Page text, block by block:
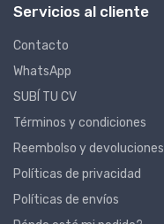
Servicios al cliente
Contacto
WhatsApp
SUBÍ TU CV
Términos y condiciones
Reembolso y devoluciones
Políticas de privacidad
Políticas de envíos